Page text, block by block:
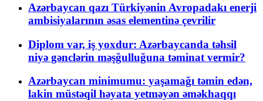
Azərbaycan qazı Türkiyənin Avropadakı enerji
ambisiyalarının əsas elementinə çevrilir
Diplom var, iş yoxdur: Azərbaycanda təhsil
niyə gənclərin məşğulluğuna təminat vermir?
Azərbaycan minimumu: yaşamağı təmin edən,
lakin müstəqil həyata yetməyən əməkhaqqı